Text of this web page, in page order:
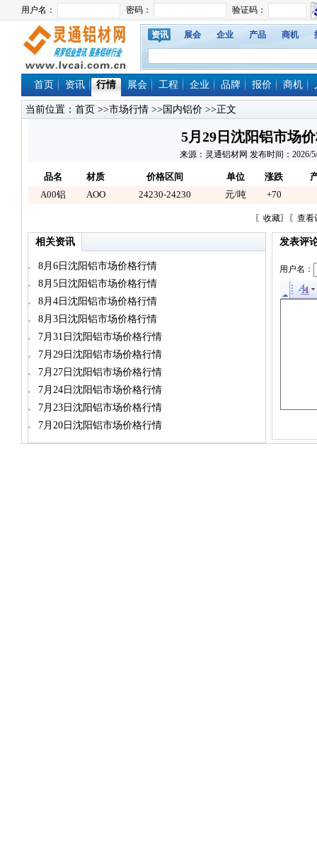
资讯 展会 企业 产品 商机
首页 资讯 行情 展会 工程 企业 品牌 报价 商机
当前位置： 首页 >>市场行情 >>国内铝价 >>正文
5月29日沈阳铝市场
来源：灵通铝材网 发布时间：2026/
品名 材质 价格区间 单位 涨跌
A00铝
AOO 24230-24230 元/吨 +70
〖 收藏〗〖 查看
相关资讯
8月6日沈阳铝市场价格行情
8月5日沈阳铝市场价格行情
8月4日沈阳铝市场价格行情
8月3日沈阳铝市场价格行情
7月31日沈阳铝市场价格行情
7月29日沈阳铝市场价格行情
7月27日沈阳铝市场价格行情
7月24日沈阳铝市场价格行情
7月23日沈阳铝市场价格行情
7月20日沈阳铝市场价格行情
发表评
用户名：